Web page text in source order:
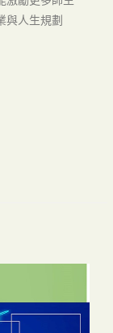
與人生規劃